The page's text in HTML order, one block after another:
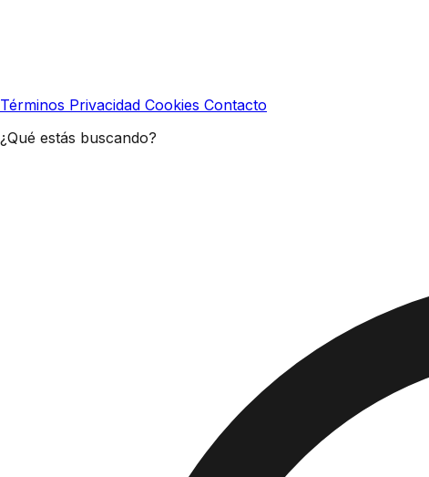
Términos Privacidad Cookies Contacto
¿Qué estás buscando?